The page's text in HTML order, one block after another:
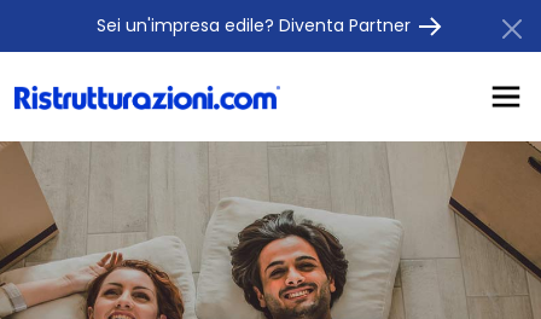
Sei un'impresa edile? Diventa Partner